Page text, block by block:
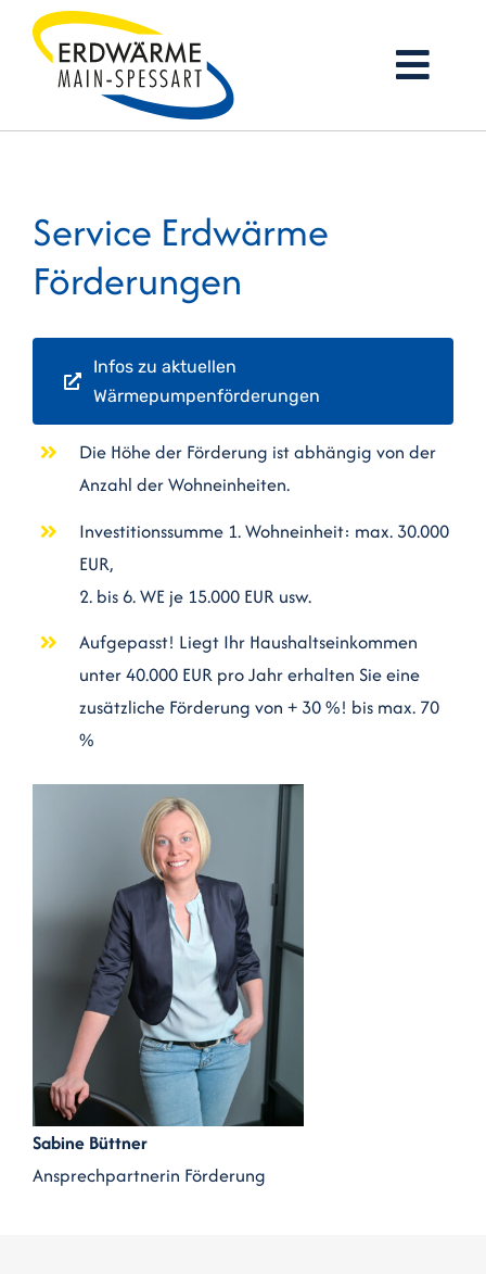
Inhalt
springen
Firmenprofil
Erdwärme
Services
Referenzen
Jobs
Service Erdwärme
Förderungen
Infos zu aktuellen
Wärmepumpenförderungen
Die Höhe der Förderung ist abhängig von der
Anzahl der Wohneinheiten.
Investitionssumme 1. Wohneinheit: max. 30.000
EUR,
2. bis 6. WE je 15.000 EUR usw.
Aufgepasst! Liegt Ihr Haushaltseinkommen
unter 40.000 EUR pro Jahr erhalten Sie eine
zusätzliche Förderung von + 30 %! bis max. 70
%
Sabine Büttner
Ansprechpartnerin Förderung